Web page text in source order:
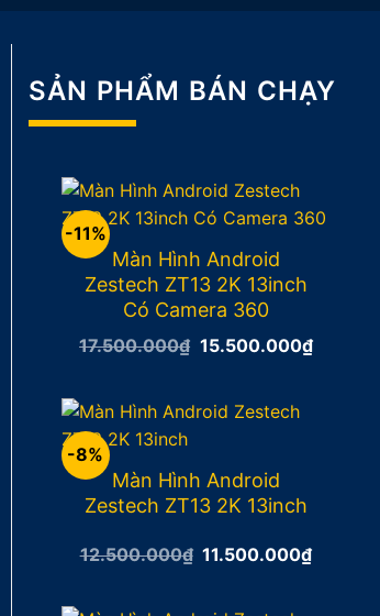
SẢN PHẨM BÁN CHẠY
-11%
Màn Hình Android
Zestech ZT13 2K 13inch
Có Camera 360
17.500.000₫ Giá
15.500.000₫Giá
-8%
Màn Hình Android
Zestech ZT13 2K 13inch
12.500.000₫ Giá
11.500.000₫